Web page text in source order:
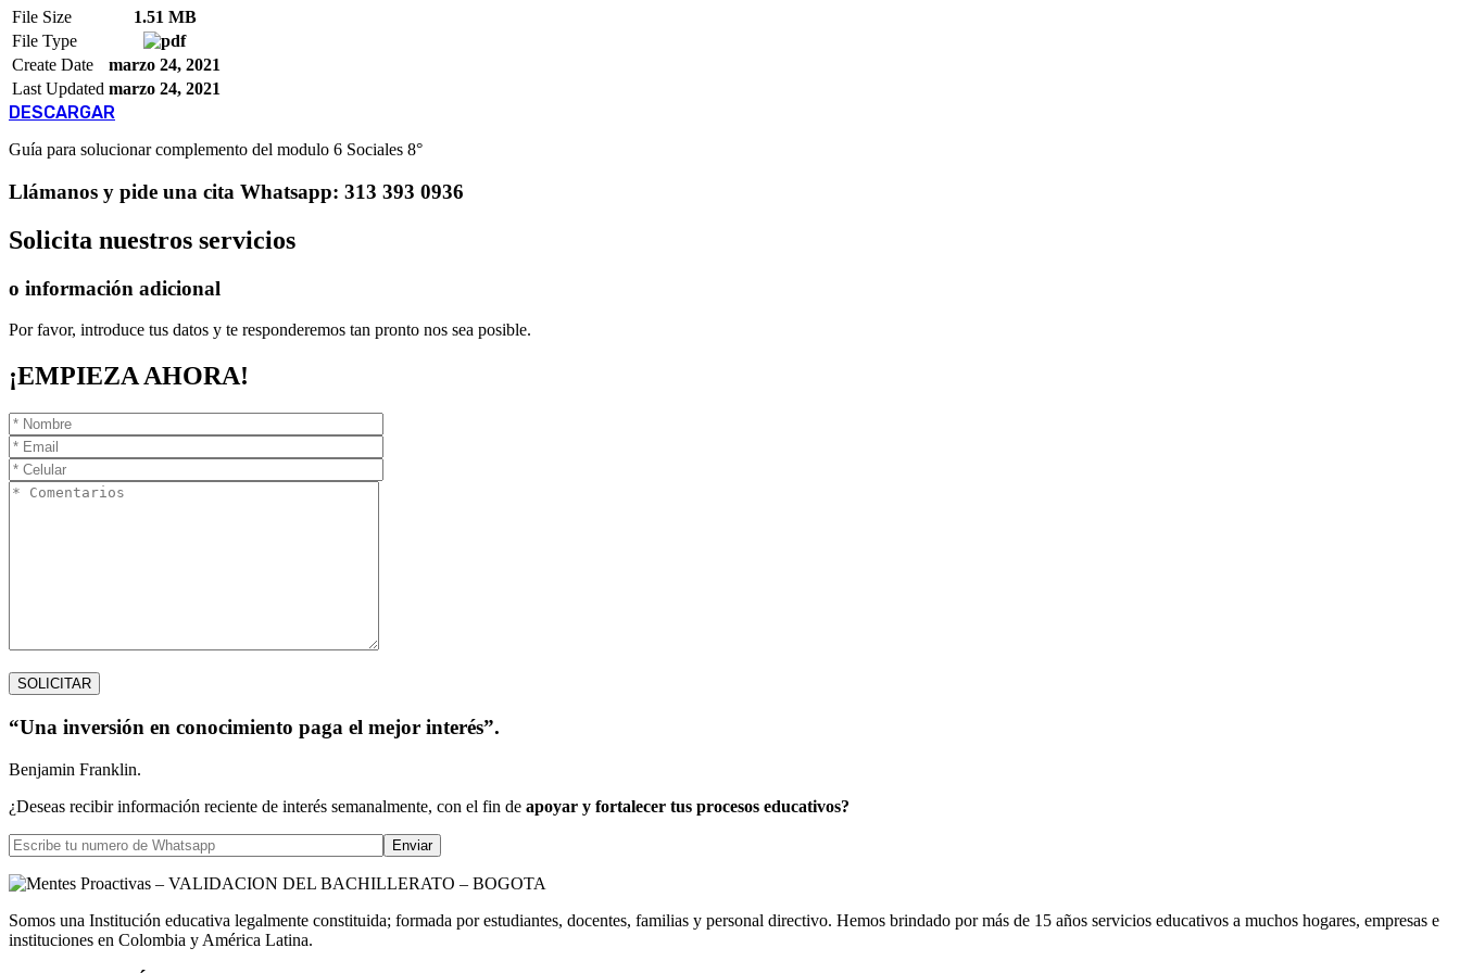
File Size
1.51 MB
File Type
Create Date
marzo 24, 2021
Last Updated marzo 24, 2021
DESCARGAR
Guía para solucionar complemento del modulo 6 Sociales 8°
Llámanos y pide una cita Whatsapp: 313 393 0936
Solicita nuestros servicios
o información adicional
Por favor, introduce tus datos y te responderemos tan pronto nos sea posible.
¡EMPIEZA AHORA!
“Una inversión en conocimiento paga el mejor interés”.
Benjamin Franklin.
¿Deseas recibir información reciente de interés semanalmente, con el fin de apoyar y fortalecer tus procesos educativos?
Somos una Institución educativa legalmente constituida; formada por estudiantes, docentes, familias y personal directivo. Hemos brindado por más de 15 años servicios educativos a muchos hogares, empresas e
instituciones en Colombia y América Latina.